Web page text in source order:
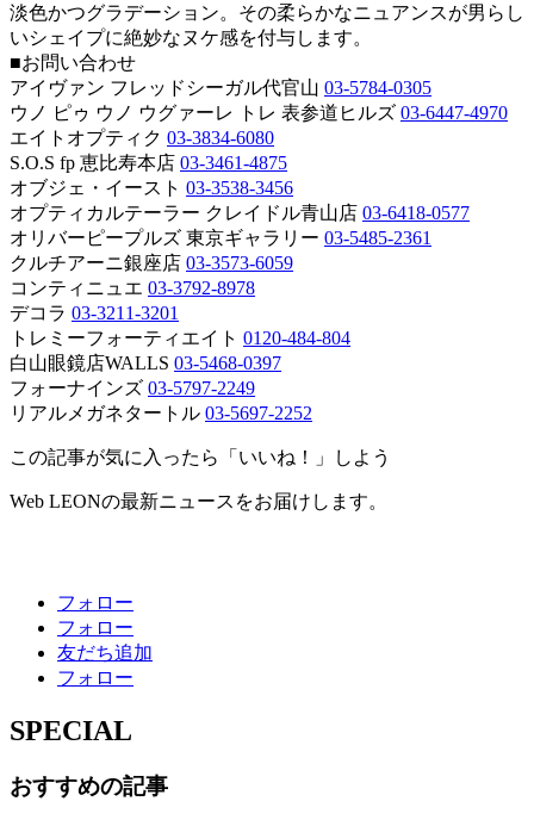
淡色かつグラデーション。その柔らかなニュアンスが男らし
いシェイプに絶妙なヌケ感を付与します。
■お問い合わせ
アイヴァン フレッドシーガル代官山 03-5784-0305
ウノ ピゥ ウノ ウグァーレ トレ 表参道ヒルズ 03-6447-4970
エイトオプティク 03-3834-6080
S.O.S fp 恵比寿本店 03-3461-4875
オブジェ・イースト 03-3538-3456
オプティカルテーラー クレイドル青山店 03-6418-0577
オリバーピープルズ 東京ギャラリー 03-5485-2361
クルチアーニ銀座店 03-3573-6059
コンティニュエ 03-3792-8978
デコラ 03-3211-3201
トレミーフォーティエイト 0120-484-804
白山眼鏡店WALLS 03-5468-0397
フォーナインズ 03-5797-2249
リアルメガネタートル 03-5697-2252
この記事が気に入ったら「いいね！」しよう
Web LEONの最新ニュースをお届けします。
フォロー
フォロー
友だち追加
フォロー
SPECIAL
おすすめの記事